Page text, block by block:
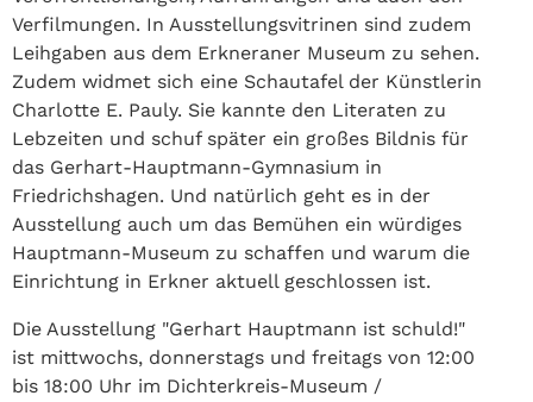
Verfilmungen. In Ausstellungsvitrinen sind zudem
Leihgaben aus dem Erkneraner Museum zu sehen.
Zudem widmet sich eine Schautafel der Künstlerin
Charlotte E. Pauly. Sie kannte den Literaten zu
Lebzeiten und schuf später ein großes Bildnis für
das Gerhart-Hauptmann-Gymnasium in
Friedrichshagen. Und natürlich geht es in der
Ausstellung auch um das Bemühen ein würdiges
Hauptmann-Museum zu schaffen und warum die
Einrichtung in Erkner aktuell geschlossen ist.
Die Ausstellung "Gerhart Hauptmann ist schuld!"
ist mittwochs, donnerstags und freitags von 12:00
bis 18:00 Uhr im Dichterkreis-Museum /